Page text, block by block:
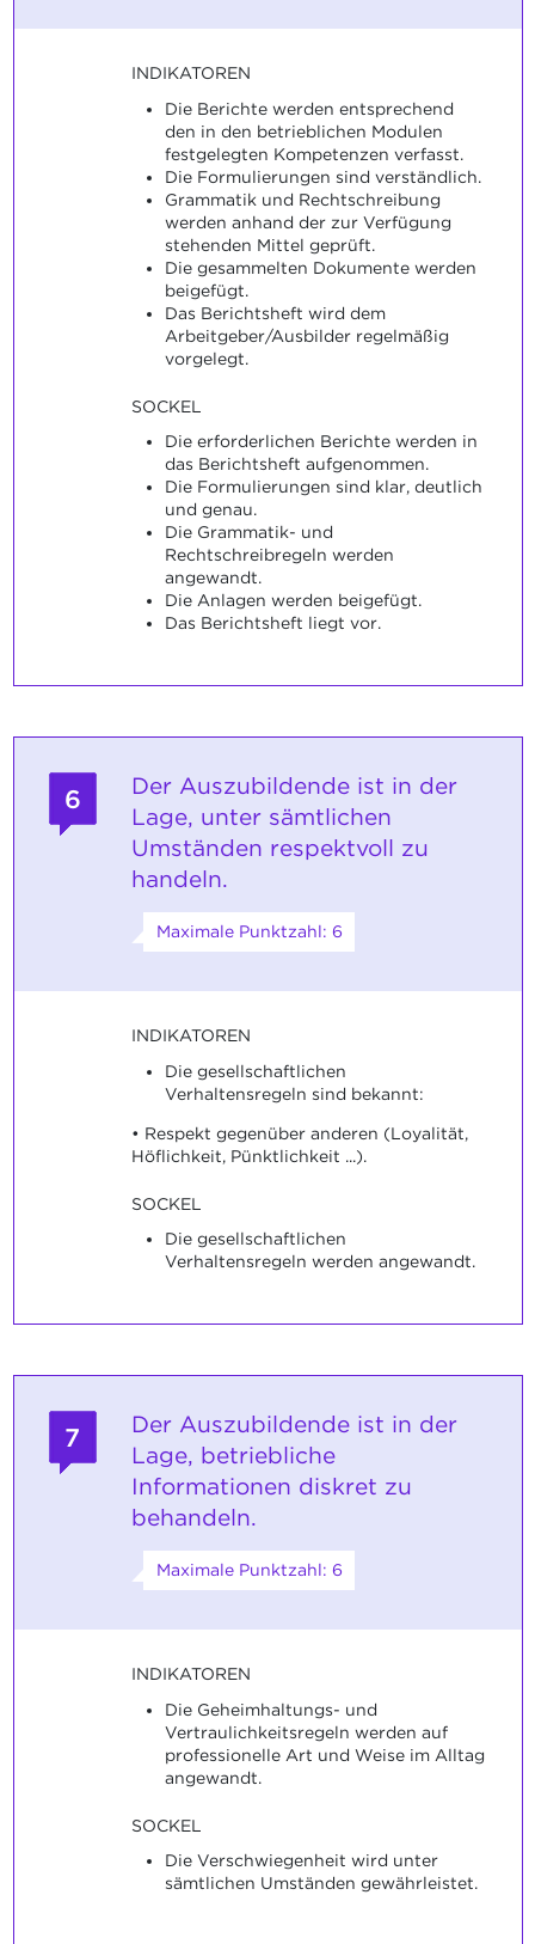
INDIKATOREN
Die Berichte werden entsprechend
den in den betrieblichen Modulen
festgelegten Kompetenzen verfasst.
Die Formulierungen sind verständlich.
Grammatik und Rechtschreibung
werden anhand der zur Verfügung
stehenden Mittel geprüft.
Die gesammelten Dokumente werden
beigefügt.
Das Berichtsheft wird dem
Arbeitgeber/Ausbilder regelmäßig
vorgelegt.
SOCKEL
Die erforderlichen Berichte werden in
das Berichtsheft aufgenommen.
Die Formulierungen sind klar, deutlich
und genau.
Die Grammatik- und
Rechtschreibregeln werden
angewandt.
Die Anlagen werden beigefügt.
Das Berichtsheft liegt vor.
6
Der Auszubildende ist in der
Lage, unter sämtlichen
Umständen respektvoll zu
handeln.
Maximale Punktzahl: 6
INDIKATOREN
Die gesellschaftlichen
Verhaltensregeln sind bekannt:
• Respekt gegenüber anderen (Loyalität,
Höflichkeit, Pünktlichkeit ...).
SOCKEL
Die gesellschaftlichen
Verhaltensregeln werden angewandt.
7
Der Auszubildende ist in der
Lage, betriebliche
Informationen diskret zu
behandeln.
Maximale Punktzahl: 6
INDIKATOREN
Die Geheimhaltungs- und
Vertraulichkeitsregeln werden auf
professionelle Art und Weise im Alltag
angewandt.
SOCKEL
Die Verschwiegenheit wird unter
sämtlichen Umständen gewährleistet.